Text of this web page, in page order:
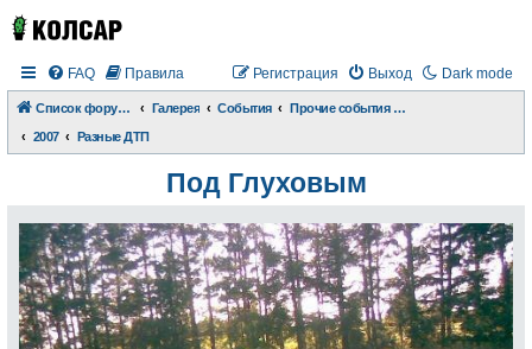
Dark mode
FAQ Правила Выход
Регистрация
Список форумов Галерея События
Прочие события и происшествия
2007
Разные ДТП
Под Глуховым